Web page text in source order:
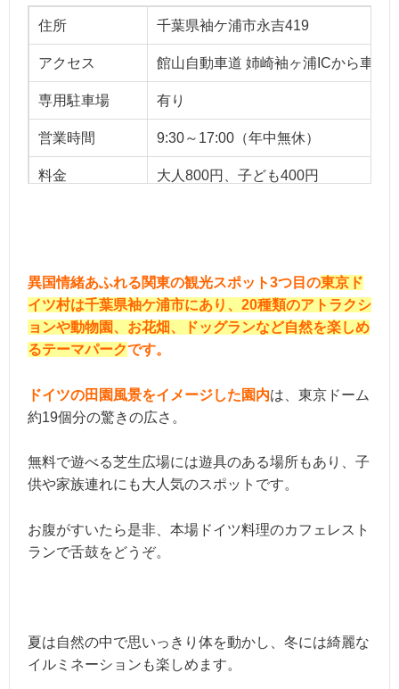
住所 千葉県袖ケ浦市永吉419
アクセス 館山自動車道 姉崎袖ヶ浦ICから車で
専用駐車場 有り
営業時間 9:30～17:00（年中無休）
料金 大人800円、子ども400円
異国情緒あふれる関東の観光スポット3つ目の東京ド
イツ村は千葉県袖ケ浦市にあり、20種類のアトラクシ
ョンや動物園、お花畑、ドッグランなど自然を楽しめ
るテーマパークです。
ドイツの田園風景をイメージした園内は、東京ドーム
約19個分の驚きの広さ。
無料で遊べる芝生広場には遊具のある場所もあり、子
供や家族連れにも大人気のスポットです。
お腹がすいたら是非、本場ドイツ料理のカフェレスト
ランで舌鼓をどうぞ。
夏は自然の中で思いっきり体を動かし、冬には綺麗な
イルミネーションも楽しめます。